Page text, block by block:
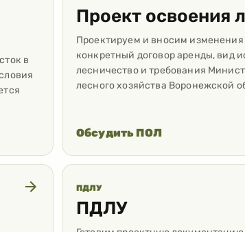
в
Проект освоения
Проектируем и вносим
конкретный договор аренды, вид
лесничество и требования
лесного хозяйства Воронежской
Обсудить ПОЛ
ПДЛУ
ПДЛУ